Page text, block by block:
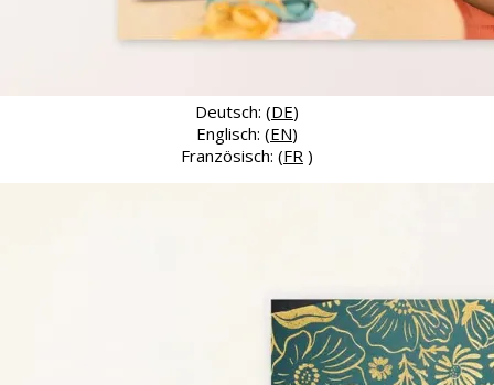
Deutsch: (DE)
Englisch: (EN)
Französisch: (FR )